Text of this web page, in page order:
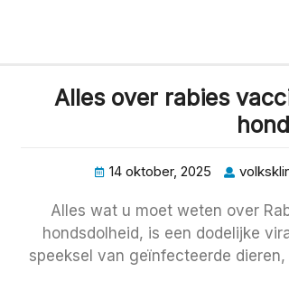
Alles over rabies
14 oktober, 2025
Alles wat u moet weten over
hondsdolheid, is een dodelijke
speeksel van geïnfecteerde